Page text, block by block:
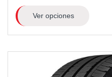
Ver opciones